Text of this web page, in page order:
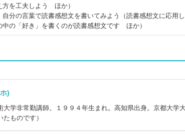
方を工夫しよう ほか）
分の言葉で読書感想文を書いてみよう（読書感想文に応用し
中の「好き」を書くのが読書感想文です ほか）
ホ)
大学非常勤講師。１９９４年生まれ。高知県出身。京都大学
ものです）